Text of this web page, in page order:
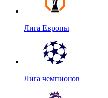
Лига Европы
Лига чемпионов